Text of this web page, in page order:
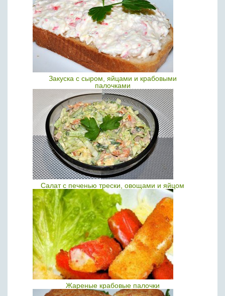
Закуска с сыром, яйцами и крабовыми
палочками
Салат с печенью трески, овощами и яйцом
Жареные крабовые палочки